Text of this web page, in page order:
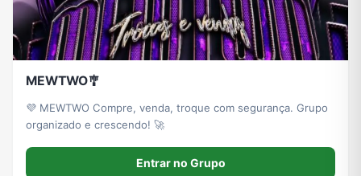
MEWTWO🎐
💜 MEWTWO Compre, venda, troque com segurança. Grupo
organizado e crescendo! 🚀
Entrar no Grupo